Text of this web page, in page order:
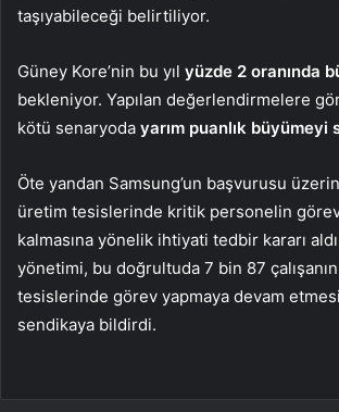
taşıyabileceği belirtiliyor.
Güney Kore’nin bu yıl yüzde 2 oranında
bekleniyor. Yapılan değerlendirmelere
kötü senaryoda yarım puanlık büyümeyi
Öte yandan Samsung’un başvurusu
üretim tesislerinde kritik personelin görev
kalmasına yönelik ihtiyati tedbir kararı
yönetimi, bu doğrultuda 7 bin 87
tesislerinde görev yapmaya devam
sendikaya bildirdi.